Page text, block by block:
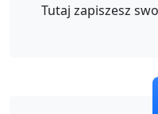
Tutaj zapiszesz